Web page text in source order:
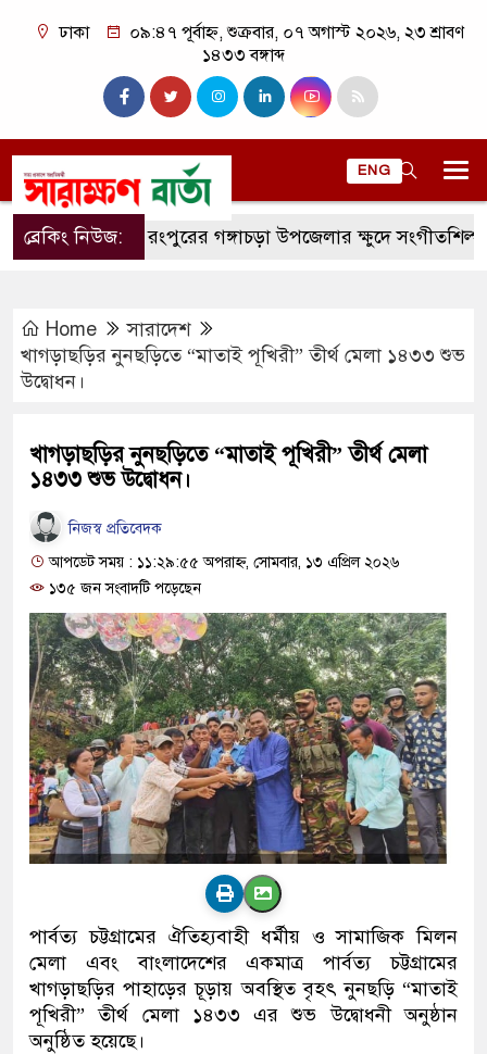
ঢাকা
০৯:৪৭ পূর্বাহ্ন, শুক্রবার, ০৭ অগাস্ট ২০২৬, ২৩ শ্রাবণ
১৪৩৩ বঙ্গাব্দ
ENG
ব্রেকিং নিউজ:রংপুরের গঙ্গাচড়া উপজেলার ক্ষুদে সংগীতশিল্পী
Home
সারাদেশ
খাগড়াছড়ির নুনছড়িতে “মাতাই পূখিরী” তীর্থ মেলা ১৪৩৩ শুভ
উদ্বোধন।
খাগড়াছড়ির নুনছড়িতে “মাতাই পূখিরী” তীর্থ মেলা
১৪৩৩ শুভ উদ্বোধন।
নিজস্ব প্রতিবেদক
আপডেট সময় : ১১:২৯:৫৫ অপরাহ্ন, সোমবার, ১৩ এপ্রিল ২০২৬
১৩৫ জন সংবাদটি পড়েছেন
পার্বত্য চট্টগ্রামের ঐতিহ্যবাহী ধর্মীয় ও সামাজিক মিলন
মেলা এবং বাংলাদেশের একমাত্র পার্বত্য চট্টগ্রামের
খাগড়াছড়ির পাহাড়ের চূড়ায় অবস্থিত বৃহৎ নুনছড়ি “মাতাই
পূখিরী” তীর্থ মেলা ১৪৩৩ এর শুভ উদ্বোধনী অনুষ্ঠান
অনুষ্ঠিত হয়েছে।